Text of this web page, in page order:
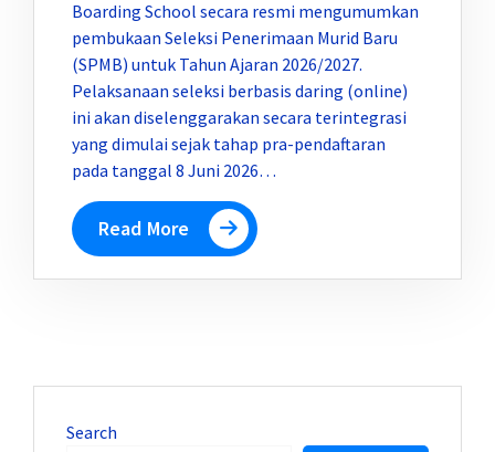
Boarding School secara resmi mengumumkan
pembukaan Seleksi Penerimaan Murid Baru
(SPMB) untuk Tahun Ajaran 2026/2027.
Pelaksanaan seleksi berbasis daring (online)
ini akan diselenggarakan secara terintegrasi
yang dimulai sejak tahap pra-pendaftaran
pada tanggal 8 Juni 2026…
Read More
Search